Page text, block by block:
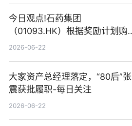
今日观点!石药集团
（01093.HK）根据奖励计划购
回580万股
2026-06-22
大家资产总经理落定，“80后”张
震获批履职-每日关注
2026-06-22